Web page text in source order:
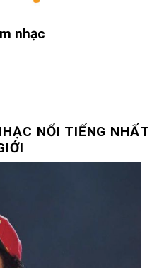
nhạc
NỔI TIẾNG NHẤT